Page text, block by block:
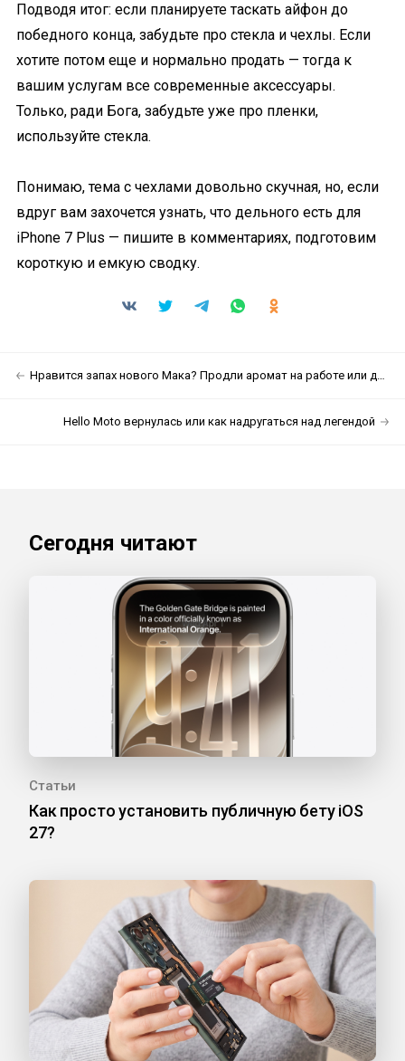
Подводя итог: если планируете таскать айфон до
победного конца, забудьте про стекла и чехлы. Если
хотите потом еще и нормально продать — тогда к
вашим услугам все современные аксессуары.
Только, ради Бога, забудьте уже про пленки,
используйте стекла.
Понимаю, тема с чехлами довольно скучная, но, если
вдруг вам захочется узнать, что дельного есть для
iPhone 7 Plus — пишите в комментариях, подготовим
короткую и емкую сводку.
Нравится запах нового Мака? Продли аромат на работе или дома навсегда
Hello Moto вернулась или как надругаться над легендой
Сегодня читают
Статьи
Как просто установить публичную бету iOS
27?